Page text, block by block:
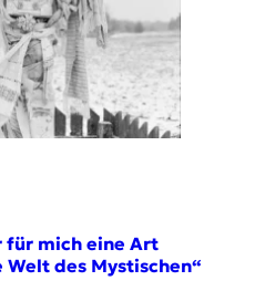
für mich eine Art
des Mystischen“